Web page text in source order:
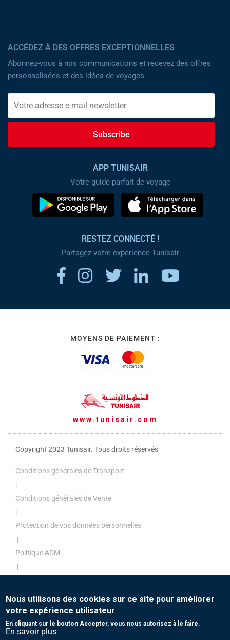
ACCÉDEZ À DES OFFRES EXCEPTIONNELLES
Abonnez-vous à nos communications et recevez des offres
personnalisées et des idées de voyages.
Subscribe
APP TUNISAIR
Votre guide parfait de voyage
RESTEZ CONNECTÉ !
Partagez votre expérience Tunisair
MOYENS DE PAIEMENT :
www.tunisair.com
Copyright 2023 Tunisair. Tous droits réservés
Conditions générales de Transport
|
Conditions générales de Vente
|
Protection de vos données personnelles
|
Politique ADM
|
Contact
Nous utilisons des cookies sur ce site pour améliorer
votre expérience utilisateur
En cliquant sur le bouton Accepter, vous nous autorisez à le faire.
En savoir plus